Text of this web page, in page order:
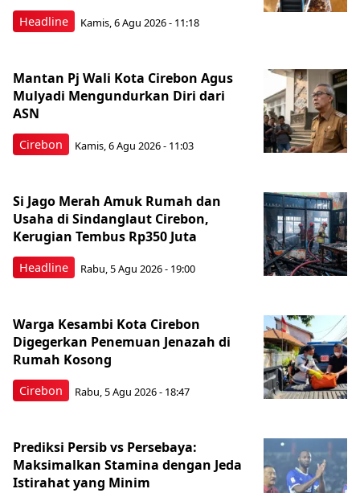
Headline Kamis, 6 Agu 2026 - 11:18
Cirebon
Mantan Pj Wali Kota Cirebon Agus
Mulyadi Mengundurkan Diri dari
ASN
Kamis, 6 Agu 2026 - 11:03
Headline
Si Jago Merah Amuk Rumah dan
Usaha di Sindanglaut Cirebon,
Kerugian Tembus Rp350 Juta
Rabu, 5 Agu 2026 - 19:00
Cirebon
Warga Kesambi Kota Cirebon
Digegerkan Penemuan Jenazah di
Rumah Kosong
Rabu, 5 Agu 2026 - 18:47
Prediksi Persib vs Persebaya:
Maksimalkan Stamina dengan Jeda
Istirahat yang Minim